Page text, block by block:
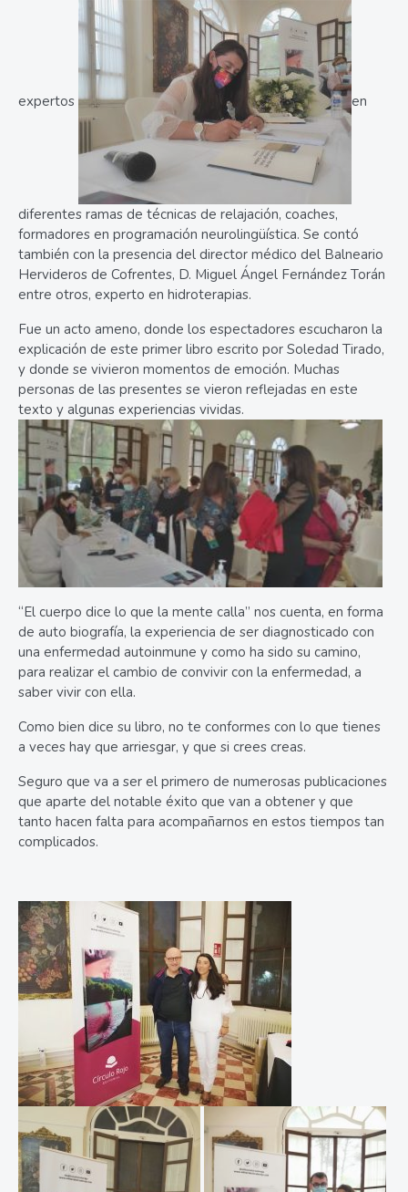
expertos en
diferentes ramas de técnicas de relajación, coaches,
formadores en programación neurolingüística. Se contó
también con la presencia del director médico del Balneario
Hervideros de Cofrentes, D. Miguel Ángel Fernández Torán
entre otros, experto en hidroterapias.
Fue un acto ameno, donde los espectadores escucharon la
explicación de este primer libro escrito por Soledad Tirado,
y donde se vivieron momentos de emoción. Muchas
personas de las presentes se vieron reflejadas en este
texto y algunas experiencias vividas.
“El cuerpo dice lo que la mente calla” nos cuenta, en forma
de auto biografía, la experiencia de ser diagnosticado con
una enfermedad autoinmune y como ha sido su camino,
para realizar el cambio de convivir con la enfermedad, a
saber vivir con ella.
Como bien dice su libro, no te conformes con lo que tienes
a veces hay que arriesgar, y que si crees creas.
Seguro que va a ser el primero de numerosas publicaciones
que aparte del notable éxito que van a obtener y que
tanto hacen falta para acompañarnos en estos tiempos tan
complicados.